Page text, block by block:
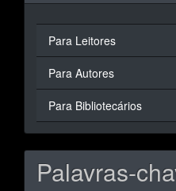
Para Leitores
Para Autores
Para Bibliotecários
Palavras-